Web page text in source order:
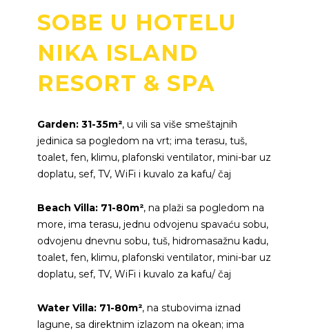
SOBE U HOTELU
NIKA ISLAND
RESORT & SPA
Garden: 31-35m², u vili sa više smeštajnih
jedinica sa pogledom na vrt; ima terasu, tuš,
toalet, fen, klimu, plafonski ventilator, mini-bar uz
doplatu, sef, TV, WiFi i kuvalo za kafu/ čaj
Beach Villa: 71-80m², na plaži sa pogledom na
more, ima terasu, jednu odvojenu spavaću sobu,
odvojenu dnevnu sobu, tuš, hidromasažnu kadu,
toalet, fen, klimu, plafonski ventilator, mini-bar uz
doplatu, sef, TV, WiFi i kuvalo za kafu/ čaj
Water Villa: 71-80m², na stubovima iznad
lagune, sa direktnim izlazom na okean; ima